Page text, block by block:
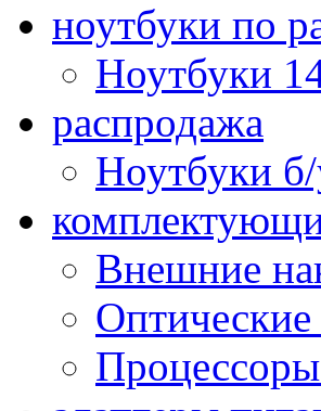
ноутбуки по
Ноутбуки
распродажа
Ноутбуки
Внешние